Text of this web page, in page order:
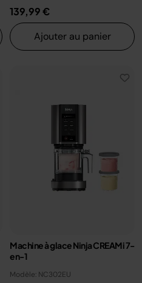
139,99 €
Ajouter au panier
Machine à glace Ninja CREAMi 7-
en-1
Modèle: NC302EU